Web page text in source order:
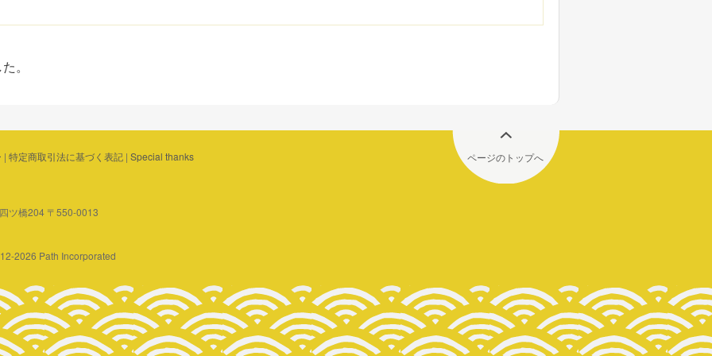
。
| 特定商取引法に基づく表記 | Special thanks
ツ橋204 〒550-0013
2026 Path Incorporated
ページのトップへ